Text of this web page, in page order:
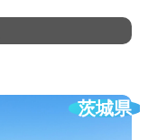
茨城県